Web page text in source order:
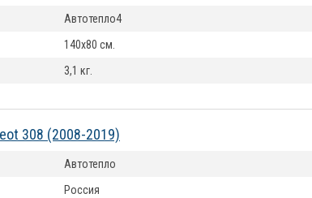
Автотепло4
140x80 см.
3,1 кг.
308 (2008-2019)
Автотепло
Россия